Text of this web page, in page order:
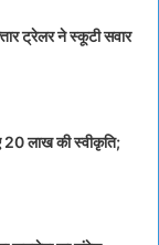
ट्रेलर ने स्कूटी सवार
20 लाख की स्वीकृति;